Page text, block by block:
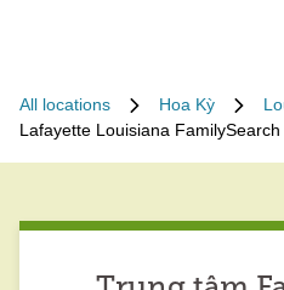
All locations Hoa Kỳ
Lafayette Louisiana